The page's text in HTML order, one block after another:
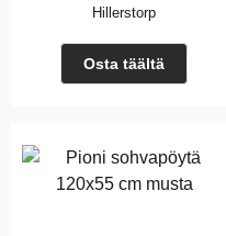
Hillerstorp
Osta täältä